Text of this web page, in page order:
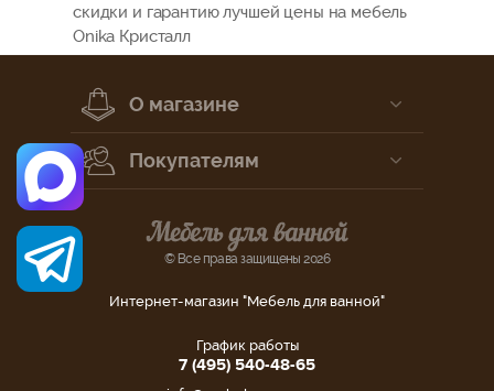
скидки и гарантию лучшей цены на мебель
Onika Кристалл
О магазине
Покупателям
© Все права защищены 2026
Интернет-магазин "Мебель для ванной"
График работы
7 (495) 540-48-65